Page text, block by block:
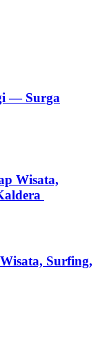
— Surga
Wisata,
Surfing,